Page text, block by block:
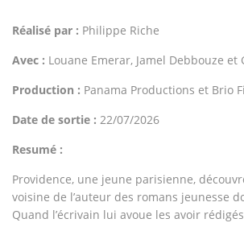
Réalisé par : Philippe Riche
Avec : Louane Emerar, Jamel Debbouze et
Production : Panama Productions et Brio
Date de sortie : 22/07/2026
Resumé :
Providence, une jeune parisienne,
voisine de l’auteur des romans jeunesse
Quand l’écrivain lui avoue les avoir